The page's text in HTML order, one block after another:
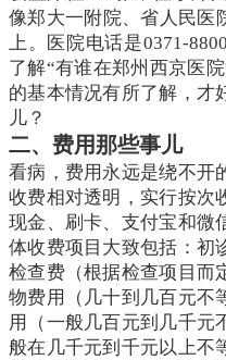
像郑大一附院、省人民医
上。医院电话是0371-
了解“有谁在郑州西京医
的基本情况有所了解，才
儿？
二、费用那些事儿
看病，费用永远是绕不开
收费相对透明，实行按次
现金、刷卡、支付宝和微
体收费项目大致包括：初
检查费（根据检查项目而
物费用（几十到几百元不
用（一般几百元到几千元
般在几千元到千元以上不